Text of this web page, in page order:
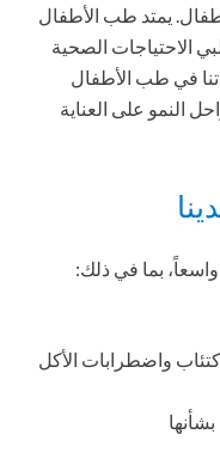
يمتد طب الأطفال
الاحتياجات الصحية
في طب الأطفال
النمو على العناية
بما في ذلك:
واضطرابات الأكل